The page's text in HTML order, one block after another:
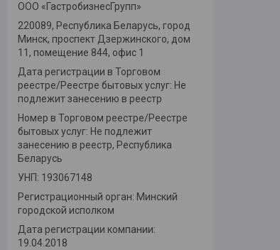
ООО «ГастробизнесГрупп»
220089, Республика Беларусь, город
Минск, проспект Дзержинского, дом
11, помещение 844, офис 1
Дата регистрации в Торговом
реестре/Реестре бытовых услуг: Не
подлежит занесению в реестр
Номер в Торговом реестре/Реестре
бытовых услуг: Не подлежит
занесению в реестр, Республика
Беларусь
УНП: 193067148
Регистрационный орган: Минский
городской исполком
Дата регистрации компании:
19.04.2018